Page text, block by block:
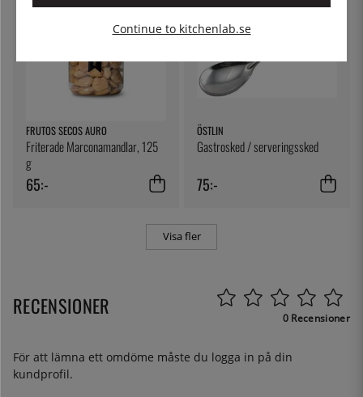
FRUTOS SECOS AURO
Friterade Marconamandlar, 125
g
65:-
ÖSTLIN
Gastrosked / serveringssked
75:-
Visa fler
RECENSIONER 0 Recensioner
För att lämna ett omdöme måste du logga in på din
kundprofil.
Continue to kitchenlab.se